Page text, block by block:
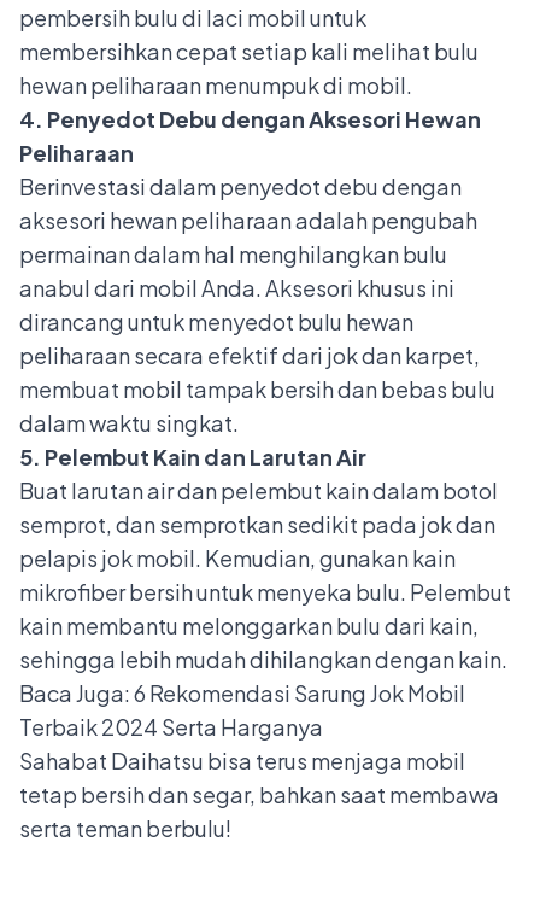
pembersih bulu di laci mobil untuk
membersihkan cepat setiap kali melihat bulu
hewan peliharaan menumpuk di mobil.
4. Penyedot Debu dengan Aksesori Hewan
Peliharaan
Berinvestasi dalam penyedot debu dengan
aksesori hewan peliharaan adalah pengubah
permainan dalam hal menghilangkan bulu
anabul dari mobil Anda. Aksesori khusus ini
dirancang untuk menyedot bulu hewan
peliharaan secara efektif dari jok dan karpet,
membuat mobil tampak bersih dan bebas bulu
dalam waktu singkat.
5. Pelembut Kain dan Larutan Air
Buat larutan air dan pelembut kain dalam botol
semprot, dan semprotkan sedikit pada jok dan
pelapis jok mobil. Kemudian, gunakan kain
mikrofiber bersih untuk menyeka bulu. Pelembut
kain membantu melonggarkan bulu dari kain,
sehingga lebih mudah dihilangkan dengan kain.
Baca Juga:6 Rekomendasi Sarung Jok Mobil
Terbaik 2024 Serta Harganya
Sahabat Daihatsu bisa terus menjaga mobil
tetap bersih dan segar, bahkan saat membawa
serta teman berbulu!